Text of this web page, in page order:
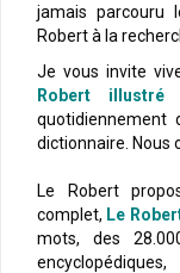
jamais parcouru
Robert à la
Je vous invite
Robert illustré
dictionnaire. Nous
Le Robert
complet, Le
mots, des